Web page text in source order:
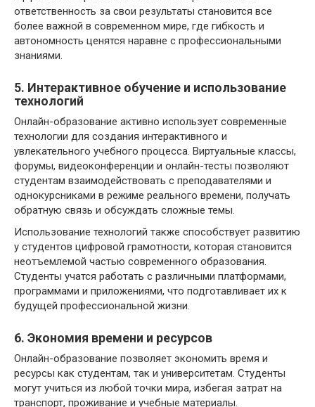
ответственность за свои результаты становится все
более важной в современном мире, где гибкость и
автономность ценятся наравне с профессиональными
знаниями.
5. Интерактивное обучение и использование
технологий
Онлайн-образование активно использует современные
технологии для создания интерактивного и
увлекательного учебного процесса. Виртуальные классы,
форумы, видеоконференции и онлайн-тесты позволяют
студентам взаимодействовать с преподавателями и
однокурсниками в режиме реального времени, получать
обратную связь и обсуждать сложные темы.
Использование технологий также способствует развитию
у студентов цифровой грамотности, которая становится
неотъемлемой частью современного образования.
Студенты учатся работать с различными платформами,
программами и приложениями, что подготавливает их к
будущей профессиональной жизни.
6. Экономия времени и ресурсов
Онлайн-образование позволяет экономить время и
ресурсы как студентам, так и университетам. Студенты
могут учиться из любой точки мира, избегая затрат на
транспорт, проживание и учебные материалы.